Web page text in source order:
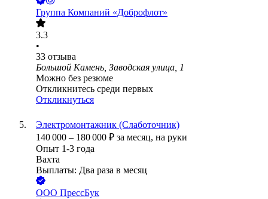
Группа Компаний «Доброфлот»
3.3
•
33 отзыва
Большой Камень, Заводская улица, 1
Можно без резюме
Откликнитесь среди первых
Откликнуться
Электромонтажник (Слаботочник)
140 000 – 180 000 ₽ за месяц, на руки
Опыт 1-3 года
Вахта
Выплаты: Два раза в месяц
ООО ПрессБук